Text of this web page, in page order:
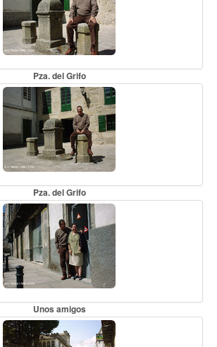
Pza. del Grifo
Pza. del Grifo
Unos amigos